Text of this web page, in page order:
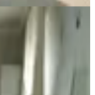
Katta Full